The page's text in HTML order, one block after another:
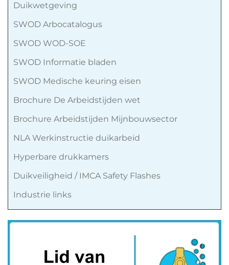
Duikwetgeving
SWOD Arbocatalogus
SWOD WOD-SOE
SWOD Informatie bladen
SWOD Medische keuring eisen
Brochure De Arbeidstijden wet
Brochure Arbeidstijden Mijnbouwsector
NLA Werkinstructie duikarbeid
Hyperbare drukkamers
Duikveiligheid / IMCA Safety Flashes
Industrie links